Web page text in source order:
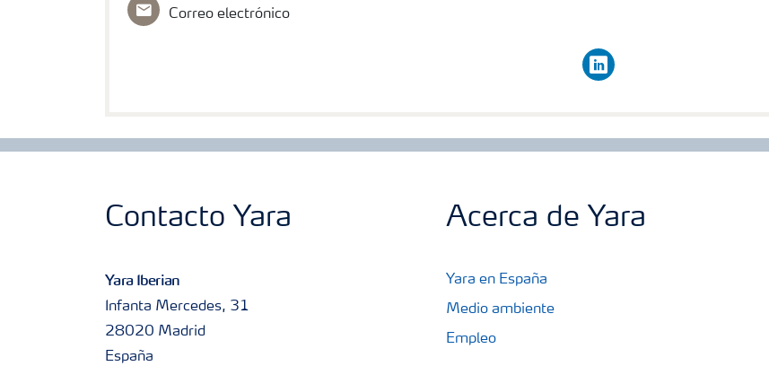
Correo electrónico
linkedin
Contacto Yara
Yara Iberian
Infanta Mercedes, 31
28020 Madrid
España
Acerca de Yara
Yara en España
Medio ambiente
Empleo